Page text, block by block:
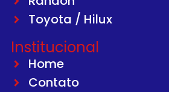
Toyota / Hilux
Institucional
Home
Contato